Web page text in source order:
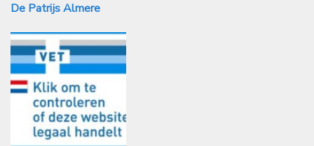
De Patrijs Almere